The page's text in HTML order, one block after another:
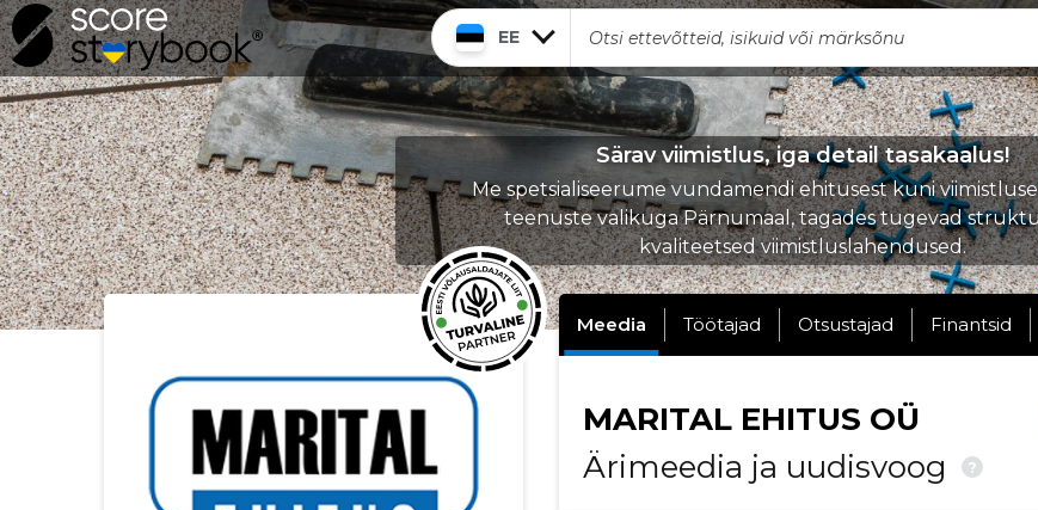
EE
Särav viimistlus, iga detail tasakaalus!
Me spetsialiseerume vundamendi ehitusest kuni
teenuste valikuga Pärnumaal, tagades tugevad
kvaliteetsed viimistluslahendused.
Meedia Töötajad Otsustajad Finantsid
MARITAL EHITUS OÜ
Ärimeedia ja uudisvoog
?